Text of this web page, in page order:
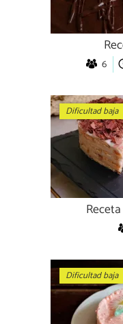
6
Dificultad baja
Dificultad baja